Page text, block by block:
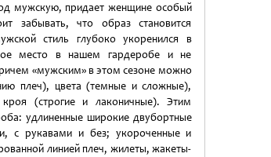
мужскую, придает женщине особый
забывать, что образ становится
стиль глубоко укоренился в
место в нашем гардеробе и не
«мужским» в этом сезоне можно
плеч), цвета (темные и сложные),
(строгие и лаконичные). Этим
удлиненные широкие двубортные
с рукавами и без; укороченные и
линией плеч, жилеты, жакеты-